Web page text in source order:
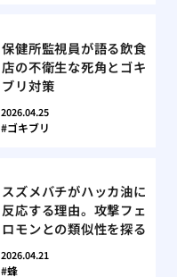
保健所監視員が語る飲食
店の不衛生な死角とゴキ
ブリ対策
2026.04.25
ゴキブリ
スズメバチがハッカ油に
反応する理由。攻撃フェ
ロモンとの類似性を探る
2026.04.21
蜂